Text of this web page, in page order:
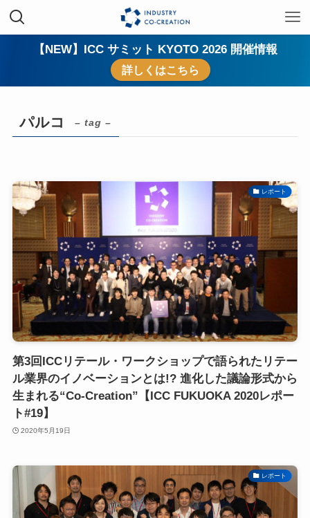
【NEW】ICC サミット KYOTO 2026 開催情報
詳しくはこちら
パルコ – tag –
レポート
第3回ICCリテール・ワークショップで語られたリテー
ル業界のイノベーションとは!? 進化した議論形式から
生まれる“Co-Creation”【ICC FUKUOKA 2020レポー
ト#19】
2020年5月19日
レポート